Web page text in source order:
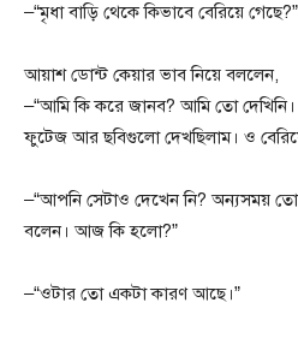
–“মৃধা বাড়ি থেকে কিভাবে বেরিয়ে গেছে?”
আয়াশ ডোন্ট কেয়ার ভাব নিয়ে বললেন,
–“আমি কি করে জানব? আমি তো
ফুটেজ আর ছবিগুলো দেখছিলাম। ও
–“আপনি সেটাও দেখেন নি? অন্যসময়
বলেন। আজ কি হলো?”
–“ওটার তো একটা কারণ আছে।”